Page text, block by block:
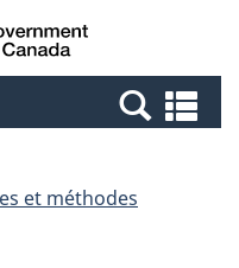
Canada
et
et méthodes